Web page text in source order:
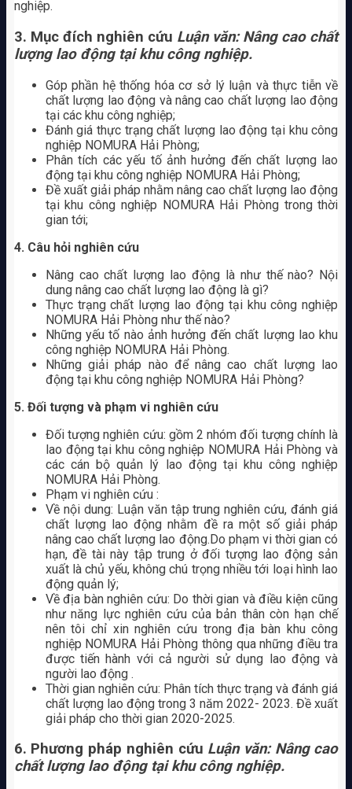
nghiệp.
3. Mục đích nghiên cứu Luận văn: Nâng cao chất
lượng lao động tại khu công nghiệp.
Góp phần hệ thống hóa cơ sở lý luận và thực tiễn về
chất lượng lao động và nâng cao chất lượng lao động
tại các khu công nghiệp;
Đánh giá thực trạng chất lượng lao động tại khu công
nghiệp NOMURA Hải Phòng;
Phân tích các yếu tố ảnh hưởng đến chất lượng lao
động tại khu công nghiệp NOMURA Hải Phòng;
Đề xuất giải pháp nhằm nâng cao chất lượng lao động
tại khu công nghiệp NOMURA Hải Phòng trong thời
gian tới;
4. Câu hỏi nghiên cứu
Nâng cao chất lượng lao động là như thế nào? Nội
dung nâng cao chất lượng lao động là gì?
Thực trạng chất lượng lao động tại khu công nghiệp
NOMURA Hải Phòng như thế nào?
Những yếu tố nào ảnh hưởng đến chất lượng lao khu
công nghiệp NOMURA Hải Phòng.
Những giải pháp nào để nâng cao chất lượng lao
động tại khu công nghiệp NOMURA Hải Phòng?
5. Đối tượng và phạm vi nghiên cứu
Đối tượng nghiên cứu: gồm 2 nhóm đối tượng chính là
lao động tại khu công nghiệp NOMURA Hải Phòng và
các cán bộ quản lý lao động tại khu công nghiệp
NOMURA Hải Phòng.
Phạm vi nghiên cứu :
Về nội dung: Luận văn tập trung nghiên cứu, đánh giá
chất lượng lao động nhằm đề ra một số giải pháp
nâng cao chất lượng lao động.Do phạm vi thời gian có
hạn, đề tài này tập trung ở đối tượng lao động sản
xuất là chủ yếu, không chú trọng nhiều tới loại hình lao
động quản lý;
Về địa bàn nghiên cứu: Do thời gian và điều kiện cũng
như năng lực nghiên cứu của bản thân còn hạn chế
nên tôi chỉ xin nghiên cứu trong địa bàn khu công
nghiệp NOMURA Hải Phòng thông qua những điều tra
được tiến hành với cả người sử dụng lao động và
người lao động .
Thời gian nghiên cứu: Phân tích thực trạng và đánh giá
chất lượng lao động trong 3 năm 2022- 2023. Đề xuất
giải pháp cho thời gian 2020-2025.
6. Phương pháp nghiên cứu Luận văn: Nâng cao
chất lượng lao động tại khu công nghiệp.